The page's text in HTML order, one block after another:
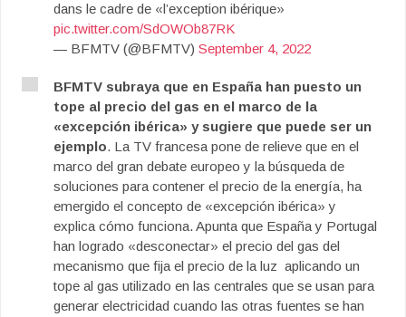
dans le cadre de «l’exception ibérique»
pic.twitter.com/SdOWOb87RK
— BFMTV (@BFMTV) September 4, 2022
BFMTV subraya que en España han puesto un
tope al precio del gas en el marco de la
«excepción ibérica» y sugiere que puede ser un
ejemplo. La TV francesa pone de relieve que en el
marco del gran debate europeo y la búsqueda de
soluciones para contener el precio de la energía, ha
emergido el concepto de «excepción ibérica» y
explica cómo funciona. Apunta que España y Portugal
han logrado «desconectar» el precio del gas del
mecanismo que fija el precio de la luz aplicando un
tope al gas utilizado en las centrales que se usan para
generar electricidad cuando las otras fuentes se han